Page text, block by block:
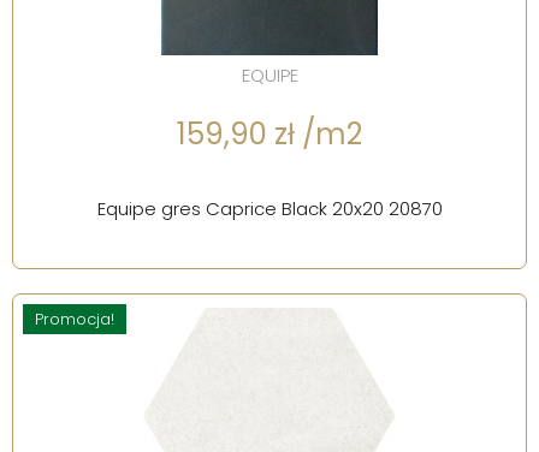
EQUIPE
159,90 zł /m2
Equipe gres Caprice Black 20x20 20870
Promocja!